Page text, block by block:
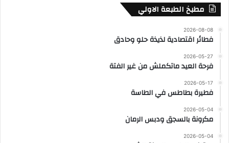
مطبخ الطبعة الاولي
2026-08-08
فطائر اقتصادية لذيذة حلو وحادق
2026-05-27
فرحة العيد ماتكملش من غير الفتة
2026-05-17
فطيرة بطاطس في الطاسة
2026-05-04
مكرونة بالسجق ودبس الرمان
2026-05-04